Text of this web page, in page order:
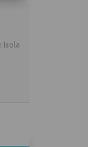
Isola